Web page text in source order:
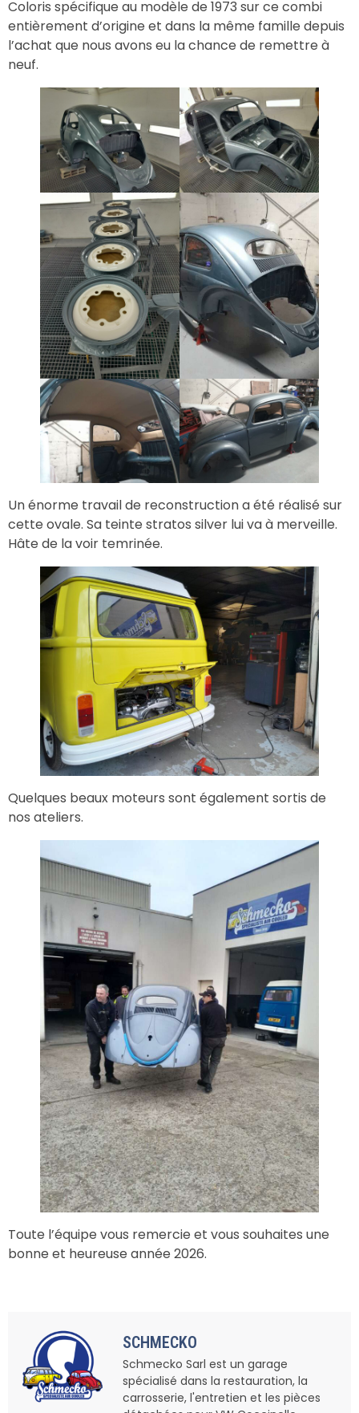
Coloris spécifique au modèle de 1973 sur ce combi
entièrement d’origine et dans la même famille depuis
l’achat que nous avons eu la chance de remettre à
neuf.
Un énorme travail de reconstruction a été réalisé sur
cette ovale. Sa teinte stratos silver lui va à merveille.
Hâte de la voir temrinée.
Quelques beaux moteurs sont également sortis de
nos ateliers.
Toute l’équipe vous remercie et vous souhaites une
bonne et heureuse année 2026.
SCHMECKO
Schmecko Sarl est un garage
spécialisé dans la restauration, la
carrosserie, l'entretien et les pièces